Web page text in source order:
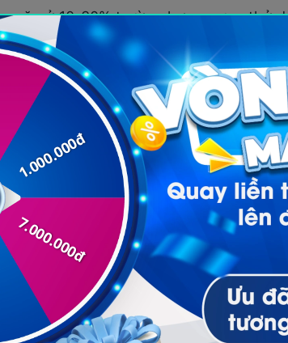
gặp ở 10-30% trường hợp ngưng thở
chứng khác như buồn nôn, nôn, sợ
mỗi ngày.
gặp khác như mất ngủ, tiểu đêm và
thở khi ngủ đến sức khỏe
ra thầm lặng và gây ra những tác
ngủ đủ thời lượng và chất lượng mang
thở khi ngủ bị phân mảnh do sự
thức dậy để thở trở lại. Do đó, thời